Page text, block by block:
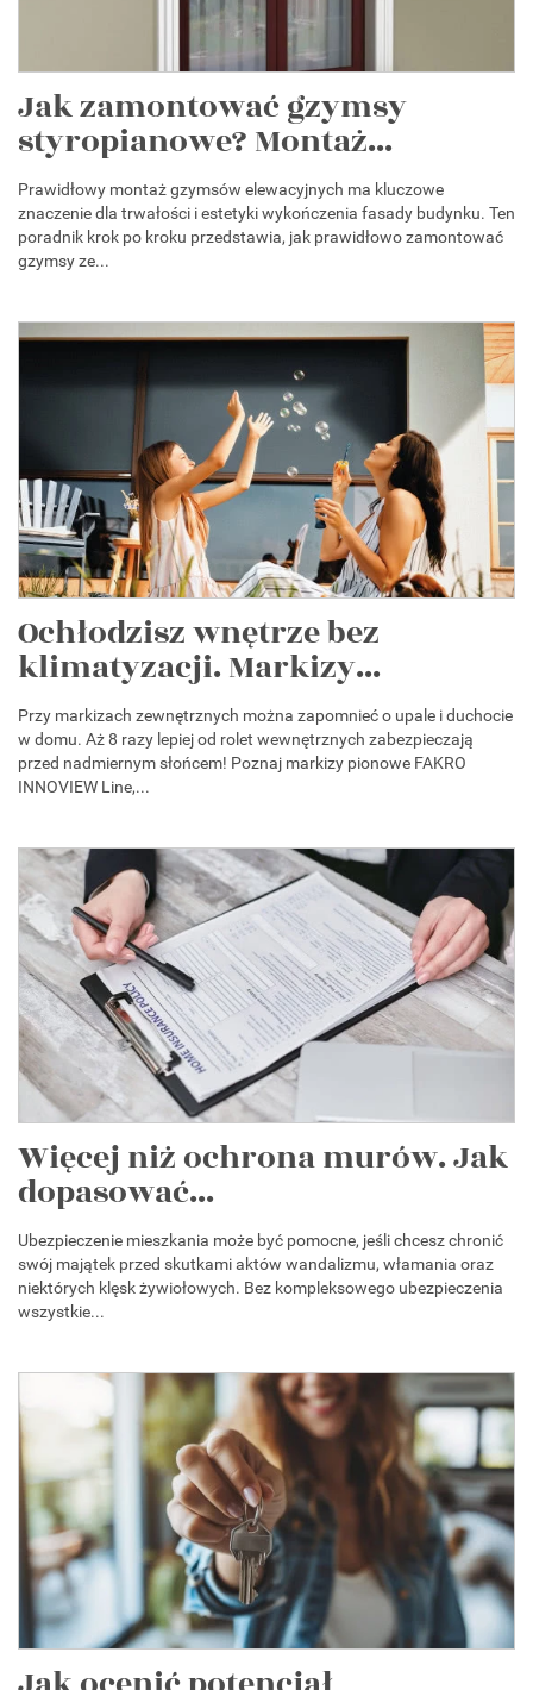
Jak zamontować gzymsy
styropianowe? Montaż...
Prawidłowy montaż gzymsów elewacyjnych ma kluczowe
znaczenie dla trwałości i estetyki wykończenia fasady budynku. Ten
poradnik krok po kroku przedstawia, jak prawidłowo zamontować
gzymsy ze...
Ochłodzisz wnętrze bez
klimatyzacji. Markizy...
Przy markizach zewnętrznych można zapomnieć o upale i duchocie
w domu. Aż 8 razy lepiej od rolet wewnętrznych zabezpieczają
przed nadmiernym słońcem! Poznaj markizy pionowe FAKRO
INNOVIEW Line,...
Więcej niż ochrona murów. Jak
dopasować...
Ubezpieczenie mieszkania może być pomocne, jeśli chcesz chronić
swój majątek przed skutkami aktów wandalizmu, włamania oraz
niektórych klęsk żywiołowych. Bez kompleksowego ubezpieczenia
wszystkie...